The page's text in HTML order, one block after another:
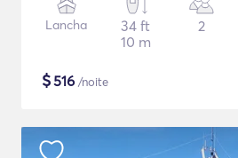
Lancha
34 ft
10 m
2
$516 /noite